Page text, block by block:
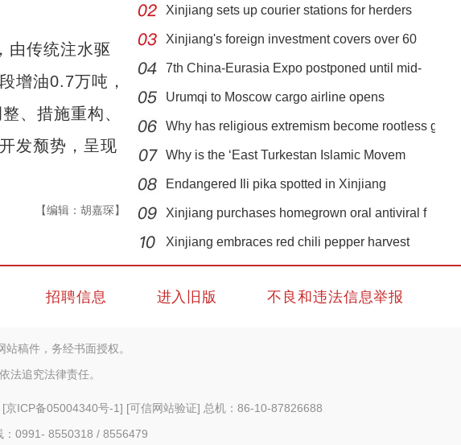
由传统注水驱
增油0.7万吨，
、措施重构、
发颓势，呈现
【编辑：胡嘉琛】
2022年前7个月阿拉山口口岸通行3500余列中欧
Xinjiang sets up courier stations for herders
Xinjiang's foreign investment covers over 60
7th China-Eurasia Expo postponed until mid-
Urumqi to Moscow cargo airline opens
Why has religious extremism become rootless g
Why is the ‘East Turkestan Islamic Movem
Endangered Ili pika spotted in Xinjiang
Xinjiang purchases homegrown oral antiviral f
Xinjiang embraces red chili pepper harvest
招聘信息 进入旧版 不良和违法信息举报
稿件，务经书面授权。
法追究法律责任。
[京ICP备05004340号-1] [可信网站验证] 总机：86-10-87826688
0991- 8550318 / 8556479